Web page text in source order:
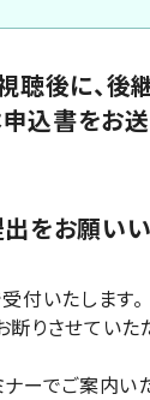
聴後に、後
込書をお
をお願いい
付いたします。
りさせていた
ーでご案内いた